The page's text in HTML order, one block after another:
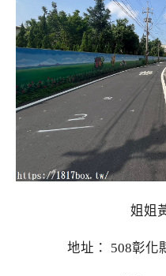
姐姐
地址： 508彰化